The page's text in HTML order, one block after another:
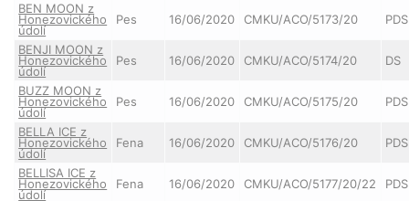
BEN MOON z
Honezovického
údolí
Pes 16/06/2020 CMKU/ACO/5173/20 PDS
BENJI MOON z
Honezovického
údolí
Pes 16/06/2020 CMKU/ACO/5174/20 DS
BUZZ MOON z
Honezovického
údolí
Pes 16/06/2020 CMKU/ACO/5175/20 PDS
BELLA ICE z
Honezovického
údolí
Fena 16/06/2020 CMKU/ACO/5176/20 PDS
BELLISA ICE z
Honezovického
údolí
Fena 16/06/2020 CMKU/ACO/5177/20/22 PDS